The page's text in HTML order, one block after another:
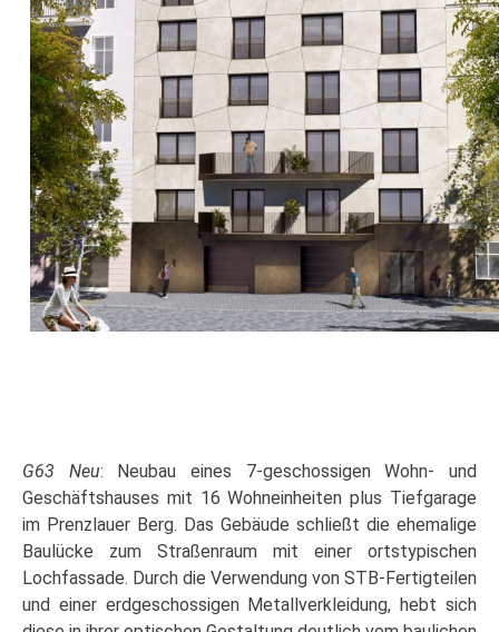
G63 Neu: Neubau eines 7-geschossigen Wohn- und
Geschäftshauses mit 16 Wohneinheiten plus Tiefgarage
im Prenzlauer Berg. Das Gebäude schließt die ehemalige
Baulücke zum Straßenraum mit einer ortstypischen
Lochfassade. Durch die Verwendung von STB-Fertigteilen
und einer erdgeschossigen Metallverkleidung, hebt sich